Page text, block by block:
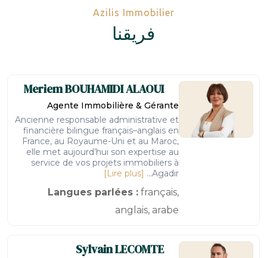
Azilis Immobilier
فريقنا
MeriemBOUHAMIDI ALAOUI
Agente Immobilière & Gérante
Ancienne responsable administrative et
financière bilingue français–anglais en
France, au Royaume-Uni et au Maroc,
elle met aujourd’hui son expertise au
service de vos projets immobiliers à
Agadir...
[Lire plus]
Langues parlées : français,
anglais, arabe
SylvainLECOMTE